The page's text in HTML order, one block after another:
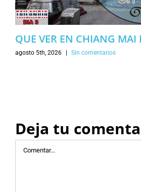
QUE VER EN CHIANG
agosto 5th, 2026 | Sin comentarios
Deja tu
Comentar